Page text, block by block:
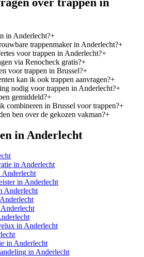
in Anderlecht?+
trappenmaker in Anderlecht?+
voor trappen in Anderlecht?+
via Renocheck gratis?+
voor trappen in Brussel?+
kan ik ook trappen aanvragen?+
nodig voor trappen in Anderlecht?+
gemiddeld?+
combineren in Brussel voor trappen?+
ben over de gekozen vakman?+
inAnderlecht
in Anderlecht
Anderlecht
in Anderlecht
Anderlecht
Anderlecht
Anderlecht
in Anderlecht
in Anderlecht
in Anderlecht